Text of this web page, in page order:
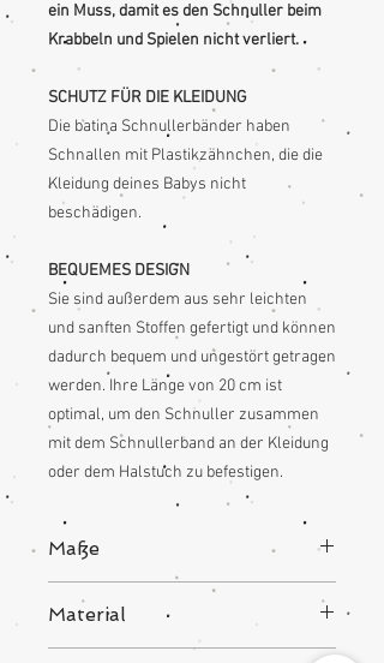
ein Muss, damit es den Schnuller beim
Krabbeln und Spielen nicht verliert.
SCHUTZ FÜR DIE KLEIDUNG
Die batina Schnullerbänder haben
Schnallen mit Plastikzähnchen, die die
Kleidung deines Babys nicht
beschädigen.
BEQUEMES DESIGN
Sie sind außerdem aus sehr leichten
und sanften Stoffen gefertigt und können
dadurch bequem und ungestört getragen
werden. Ihre Länge von 20 cm ist
optimal, um den Schnuller zusammen
mit dem Schnullerband an der Kleidung
oder dem Halstuch zu befestigen.
Maße
Material